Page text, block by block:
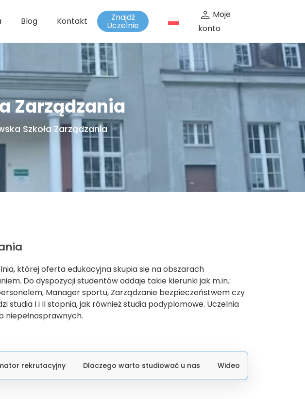
Blog Kontakt Znajdź
Uczelnie
Moje
konto
Zarządzania
Szkoła Zarządzania
której oferta edukacyjna skupia się na obszarach
Do dyspozycji studentów oddaje takie kierunki jak m.in.:
Manager sportu, Zarządzanie bezpieczeństwem czy
studia I i II stopnia, jak również studia podyplomowe. Uczelnia
niepełnosprawnych.
rekrutacyjny Dlaczego warto studiować u nas Wideo